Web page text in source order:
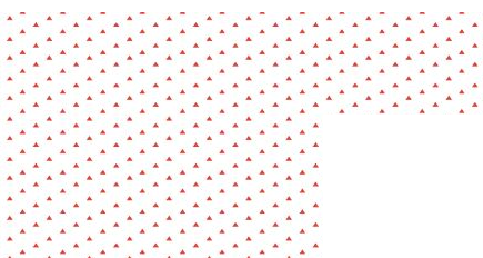
Application Compte-rendu
Dossier
thématique
/ Guide Livre Podcast
Vidéo
La